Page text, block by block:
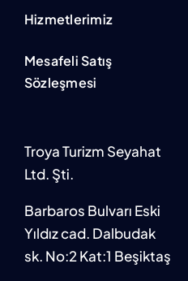
Hizmetlerimiz
Mesafeli Satış
Sözleşmesi
Troya Turizm Seyahat
Ltd. Şti.
Barbaros Bulvarı Eski
Yıldız cad. Dalbudak
sk. No:2 Kat:1 Beşiktaş